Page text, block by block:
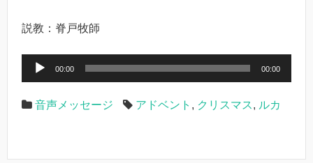
説教：脊戸牧師
声
プ
00:00 00:00
音声メッセージ アドベント , クリスマス, ルカ